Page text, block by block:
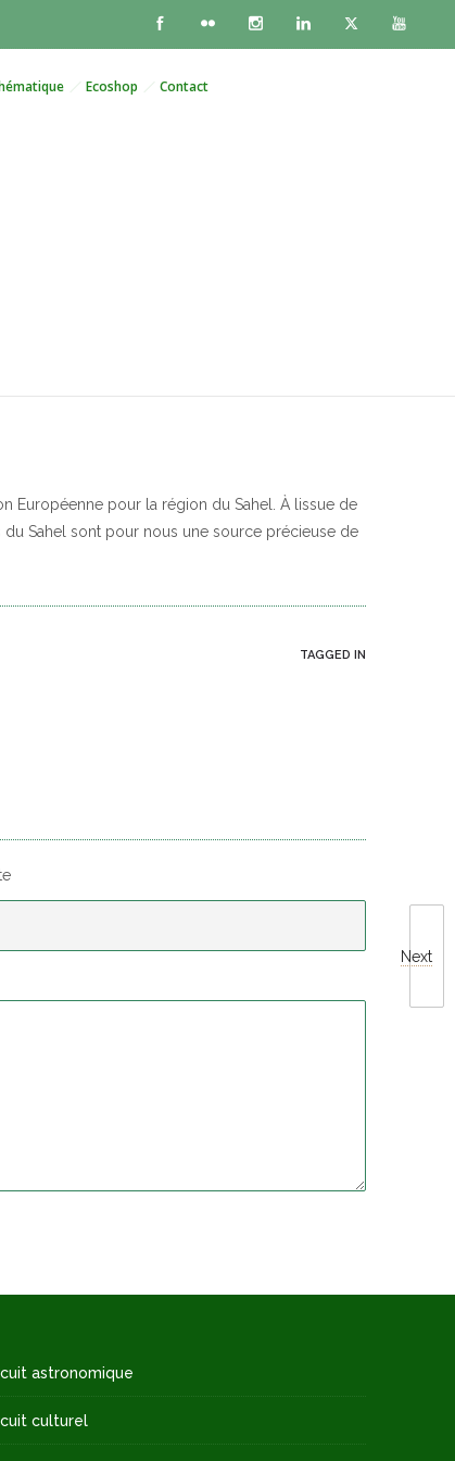
Ecoshop Contact
Next
Européenne pour la région du Sahel. À lissue de
Sahel sont pour nous une source précieuse de
TAGGED IN
astronomique
culturel